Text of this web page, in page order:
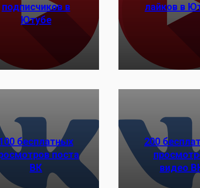
подписчиков в
Ютубе
Заказать
лайков в
Заказать
бесплатных
поста
ВК
Заказать
200
видео
Заказать